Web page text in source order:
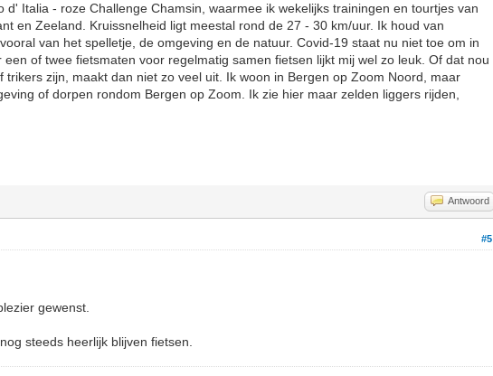
d' Italia - roze Challenge Chamsin, waarmee ik wekelijks trainingen en tourtjes van
en Zeeland. Kruissnelheid ligt meestal rond de 27 - 30 km/uur. Ik houd van
van het spelletje, de omgeving en de natuur. Covid-19 staat nu niet toe om in
of twee fietsmaten voor regelmatig samen fietsen lijkt mij wel zo leuk. Of dat nou
trikers zijn, maakt dan niet zo veel uit. Ik woon in Bergen op Zoom Noord, maar
of dorpen rondom Bergen op Zoom. Ik zie hier maar zelden liggers rijden,
Antwoord
#5
gewenst.
steeds heerlijk blijven fietsen.